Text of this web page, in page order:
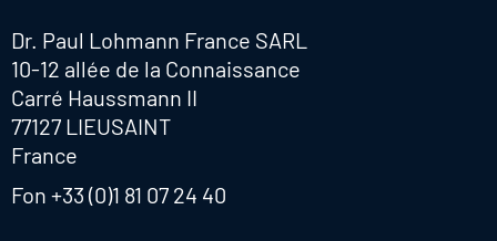
Dr. Paul Lohmann France SARL
10-12 allée de la Connaissance
Carré Haussmann II
77127 LIEUSAINT
France
Fon +33 (0)1 81 07 24 40